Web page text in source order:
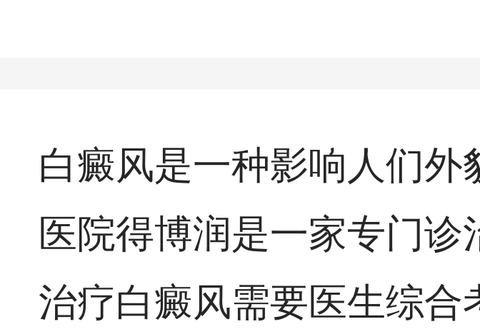
白癜风是一种影响人们
医院得博润是一家专门诊
治疗白癜风需要医生综合